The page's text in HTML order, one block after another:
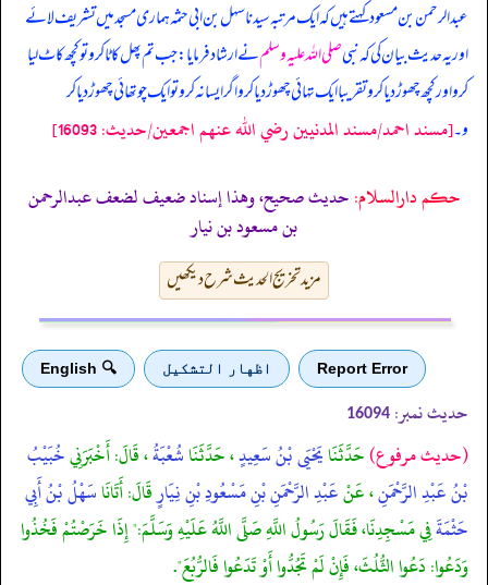
عبدالرحمن بن مسعود کہتے ہیں کہ ایک مرتبہ سیدنا سہل بن ابی حثمہ ہماری مسجد میں تشریف لائے
اور یہ حدیث بیان کی کہ نبیصلی اللہ علیہ وسلمنے ارشاد فرمایا: جب تم پھل کاٹا کر و تو کچھ کاٹ لیا
کر و اور کچھ چھوڑ دیا کر و تقریبا ایک تہائی چھوڑ دیا کر و اگر ایسا نہ کر و تو ایک چوتھائی چھوڑ دیا کر
و۔[مسند احمد/مسند المدنيين رضي الله عنهم اجمعين/حدیث: 16093]
حکم دارالسلام:حديث صحيح، وهذا إسناد ضعيف لضعف عبدالرحمن
بن مسعود بن نيار
مزید تخریج الحدیث شرح دیکھیں
Report Error اظهار التشكيل 🔍 English
حدیث نمبر: 16094
(حديث مرفوع)حَدَّثَنَايَحْيَى بْنُ سَعِيدٍ، حَدَّثَنَاشُعْبَةُ، قَالَ: أَخْبَرَنِيخُبَيْبُ
بْنُ عَبْدِ الرَّحْمَنِ، عَنْعَبْدِ الرَّحْمَنِ بْنِ مَسْعُودِ بْنِ نِيَارٍقَالَ: أَتَانَاسَهْلُ بْنُ أَبِي
حَثْمَةَفِي مَسْجِدِنَا، فَقَالَ رَسُولُ اللَّهِ صَلَّى اللَّهُ عَلَيْهِ وَسَلَّمَ:" إِذَا خَرَصْتُمْ فَخُذُوا
وَدَعُوا: دَعُوا الثُّلُثَ، فَإِنْ لَمْ تَجُدُّوا أَوْ تَدَعُوا فَالرُّبُعَ".